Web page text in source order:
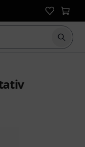
Suche
Kundenbewertungen